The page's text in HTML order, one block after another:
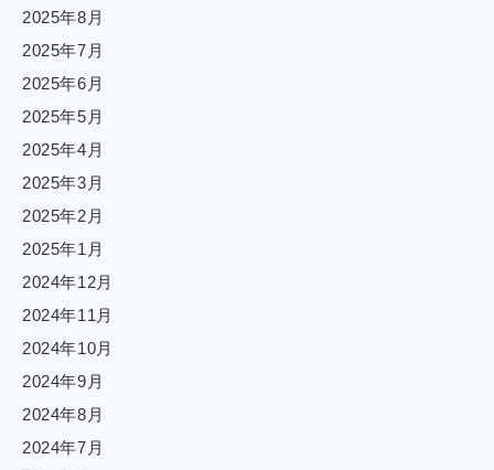
2025年8月
2025年7月
2025年6月
2025年5月
2025年4月
2025年3月
2025年2月
2025年1月
2024年12月
2024年11月
2024年10月
2024年9月
2024年8月
2024年7月